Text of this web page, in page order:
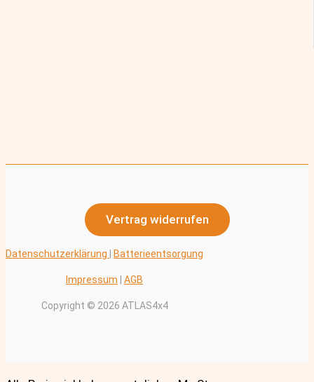
Vertrag widerrufen
Datenschutzerklärung Batterieentsorgung
Impressum AGB
Copyright © 2026 ATLAS4x4